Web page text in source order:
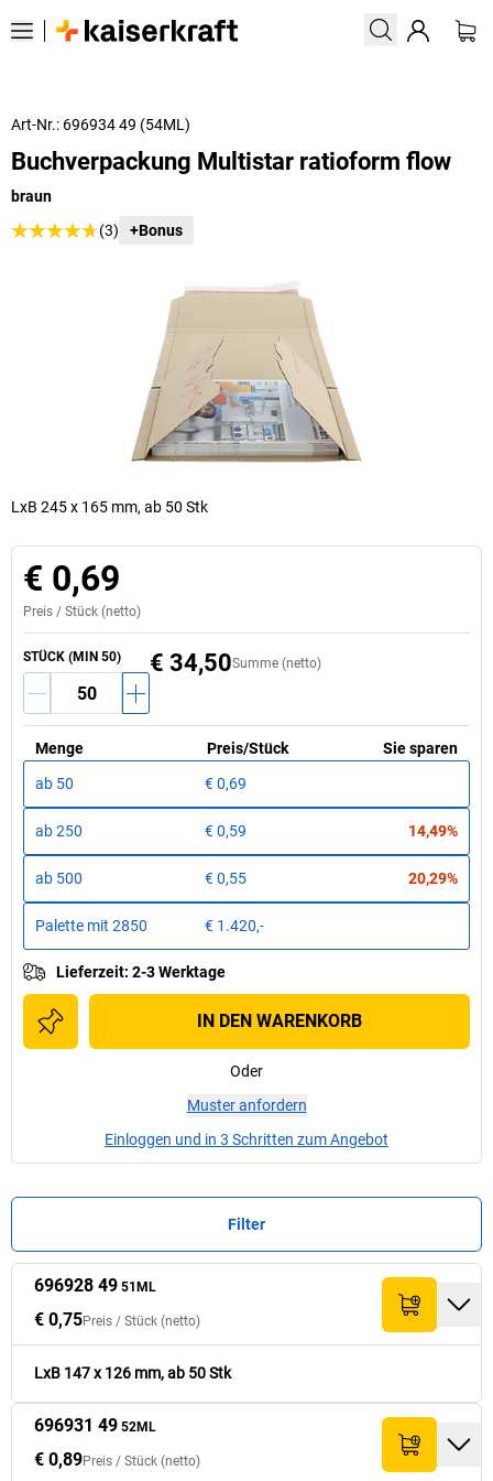
Art-Nr.: 696934 49 (54ML)
Buchverpackung Multistar ratioform flow
braun
(3)
+Bonus
LxB 245 x 165 mm, ab 50 Stk
€ 0,69
Preis / Stück (netto)
STÜCK (MIN 50) Summe (netto)
€ 34,50
Menge Preis/Stück
Sie sparen
ab 50 € 0,69
ab250 € 0,59 14,49%
ab 500 € 0,55 20,29%
Palette mit 2850 € 1.420,-
Lieferzeit: 2-3 Werktage
IN DEN WARENKORB
Oder
Muster anfordern
Einloggen und in 3 Schritten zum Angebot
Filter
Nr. mm
Preis /Stück
Nr. mm
Preis /Stück
696928 49 51ML 126
€ 0,75
696931 49 52ML
€ 0,89
696928 49 51ML
€ 0,75Preis / Stück (netto)
LxB 147 x 126 mm, ab 50 Stk
696931 49 52ML
€ 0,89Preis / Stück (netto)